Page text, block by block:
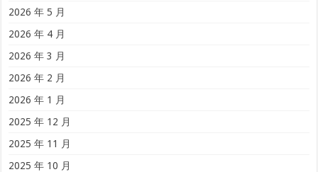
2026 年 5 月
2026 年 4 月
2026 年 3 月
2026 年 2 月
2026 年 1 月
2025 年 12 月
2025 年 11 月
2025 年 10 月